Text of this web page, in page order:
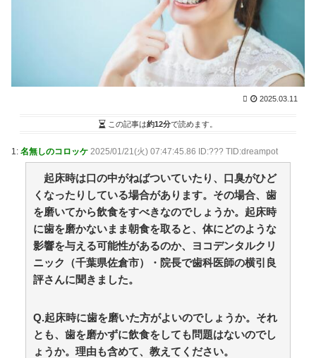
【8/6 D 5-0 S】中日8回裏に石川・岡林・阿部のタイ
ムリーで5得点で最下位脱出！！ / まとめるZ NEW!
【阪神】暗黒期を知らない新世代の若虎ファン！黄金
期しか知らない現代のファン事情と驚きのリアル / 2ch
まとめアンテナ！
(8/6 11:47)
【プロ野球】強すぎるソフトバンクの一人勝ち？パリ
/ 2chまとめアンテナ！ (8/6 11:47)
【悲報】お弁当屋さん、消費税が下がっても値段据え
置き / 2chまとめアンテナ！ (8/6 11:47)
36歳の彼女と結婚したいのに、家族が猛反対。家族か
ら信じられない言葉が飛び出した… 他 / 2chnaviヘッド
ライン
大変だけど幸せ。等身大の子育て物語。
わせ、「説明できない」と言われて警察に相談しにいく
と…… / anaguro - 総合 NEW! (8/6 17:40)
【芸能】錦鯉・渡辺隆「飲み代は収入のほぼ…」税理
士も仰天 / 5chまとめMAP(総合) NEW! (8/6 17:35)
2025.03.11
この記事は約12分で読めます。
1: 名無しのコロッケ 2025/01/21(火) 07:47:45.86 ID:??? TID:dreampot
起床時は口の中がねばついていたり、口臭がひど
くなったりしている場合があります。その場合、歯
を磨いてから飲食をすべきなのでしょうか。起床時
に歯を磨かないまま朝食を取ると、体にどのような
影響を与える可能性があるのか、ヨコデンタルクリ
ニック（千葉県佐倉市）・院長で歯科医師の横引良
評さんに聞きました。
Q.起床時に歯を磨いた方がよいのでしょうか。それ
とも、歯を磨かずに飲食をしても問題はないのでし
ょうか。理由も含めて、教えてください。